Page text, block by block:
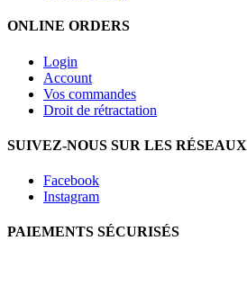
ONLINE ORDERS
Login
Account
Vos commandes
Droit de rétractation
SUIVEZ-NOUS SUR LES RÉSEAUX
Facebook
Instagram
PAIEMENTS SÉCURISÉS